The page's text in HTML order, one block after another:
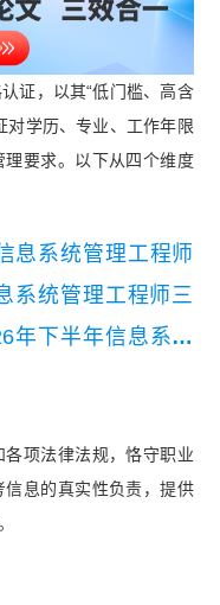
证，以其“低门槛、高含
对学历、专业、工作年限
要求。以下从四个维度
息系统管理工程师
系统管理工程师三
年下半年信息系统
表】 【2026年下半
介】 【2025下半年
项法律法规，恪守职业
息的真实性负责，提供